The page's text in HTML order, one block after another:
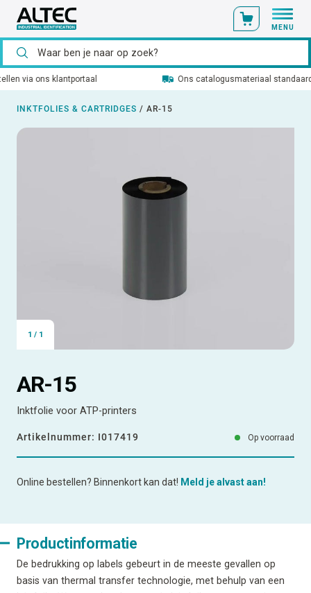
MENU
Ons catalogusmateriaal standaard uit voorraad leverbaar
INKTFOLIES & CARTRIDGES / AR-15
1 / 1
AR-15
Inktfolie voor ATP-printers
Artikelnummer: I017419 Op voorraad
Online bestellen? Binnenkort kan dat! Meld je alvast aan!
Productinformatie
De bedrukking op labels gebeurt in de meeste gevallen op
basis van thermal transfer technologie, met behulp van een